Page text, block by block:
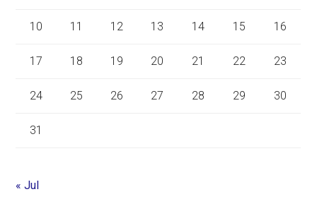
10 11 12 13 14 15 16
17 18 19 20 21 22 23
24 25 26 27 28 29 30
31
« Jul